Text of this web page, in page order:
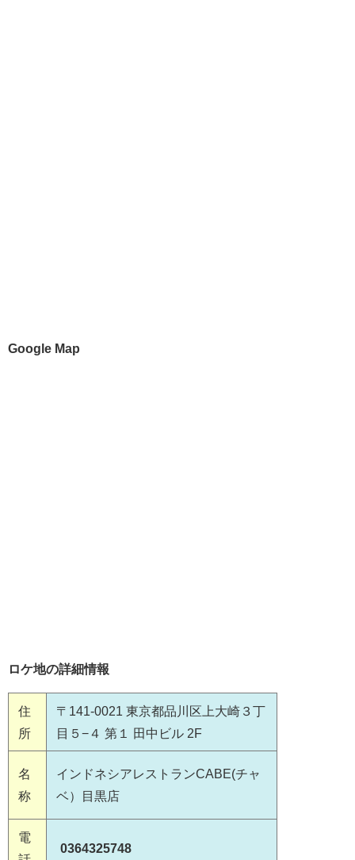
Google Map
ロケ地の詳細情報
住
所
〒141-0021 東京都品川区上大崎３丁
目５−４ 第１ 田中ビル 2F
名
称
インドネシアレストランCABE(チャ
ベ）目黒店
電
0364325748